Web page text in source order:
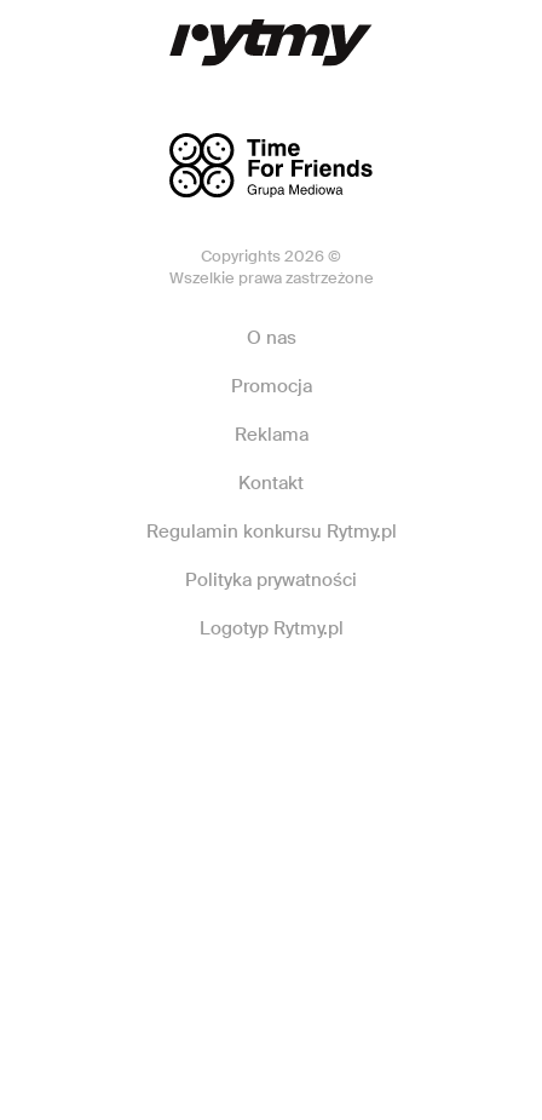
Copyrights 2026 ©
Wszelkie prawa zastrzeżone
O nas
Promocja
Reklama
Kontakt
Regulamin konkursu Rytmy.pl
Polityka prywatności
Logotyp Rytmy.pl